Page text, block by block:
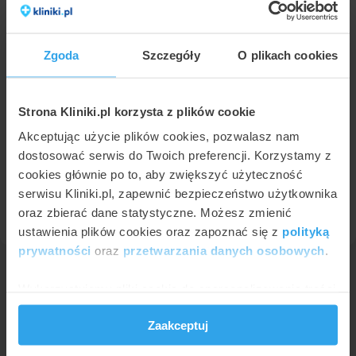
Zgoda Szczegóły O plikach cookies
Strona Kliniki.pl korzysta z plików cookie
Akceptując użycie plików cookies, pozwalasz nam
dostosować serwis do Twoich preferencji. Korzystamy z
cookies głównie po to, aby zwiększyć użyteczność
serwisu Kliniki.pl, zapewnić bezpieczeństwo użytkownika
oraz zbierać dane statystyczne. Możesz zmienić
ustawienia plików cookies oraz zapoznać się z polityką
prywatności oraz przetwarzania danych osobowych.
i reklam, aby oferować funkcje społecznościowe i
analizować ruch w naszej witrynie. Informacje o tym, jak
korzystasz z naszej witryny, udostępniamy partnerom
Zaakceptuj
Modelowanie wolumetryczne twarzy - co to
takiego?